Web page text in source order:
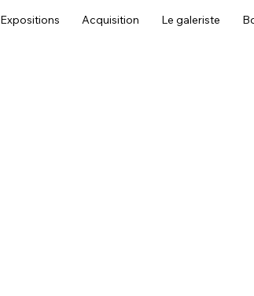
Expositions Acquisition Le galeriste